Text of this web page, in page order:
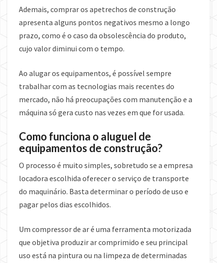
Ademais, comprar os apetrechos de construção
apresenta alguns pontos negativos mesmo a longo
prazo, como é o caso da obsolescência do produto,
cujo valor diminui com o tempo.
Ao alugar os equipamentos, é possível sempre
trabalhar com as tecnologias mais recentes do
mercado, não há preocupações com manutenção e a
máquina só gera custo nas vezes em que for usada.
Como funciona o aluguel de
equipamentos de construção?
O processo é muito simples, sobretudo se a empresa
locadora escolhida oferecer o serviço de transporte
do maquinário. Basta determinar o período de uso e
pagar pelos dias escolhidos.
Um compressor de ar é uma ferramenta motorizada
que objetiva produzir ar comprimido e seu principal
uso está na pintura ou na limpeza de determinadas